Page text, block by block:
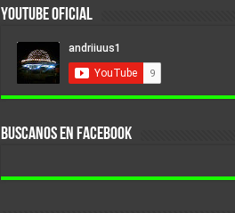
YouTube Oficial
BUSCANOS EN FACEBOOK